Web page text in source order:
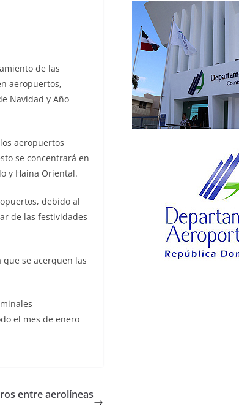
de las
aeropuertos,
Navidad y Año
aeropuertos
se concentrará en
y Haina Oriental.
debido al
de las festividades
se acerquen las
el mes de enero
entre aerolíneas